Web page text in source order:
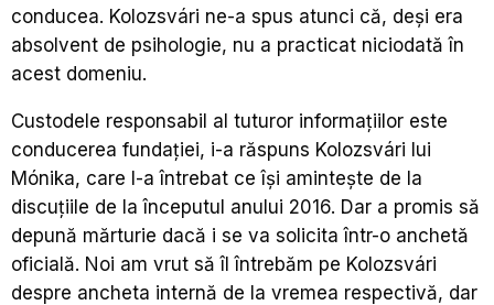
conducea. Kolozsvári ne-a spus atunci că, deși era
absolvent de psihologie, nu a practicat niciodată în
acest domeniu.
Custodele responsabil al tuturor informațiilor este
conducerea fundației, i-a răspuns Kolozsvári lui
Mónika, care l-a întrebat ce își amintește de la
discuțiile de la începutul anului 2016. Dar a promis să
depună mărturie dacă i se va solicita într-o anchetă
oficială. Noi am vrut să îl întrebăm pe Kolozsvári
despre ancheta internă de la vremea respectivă, dar